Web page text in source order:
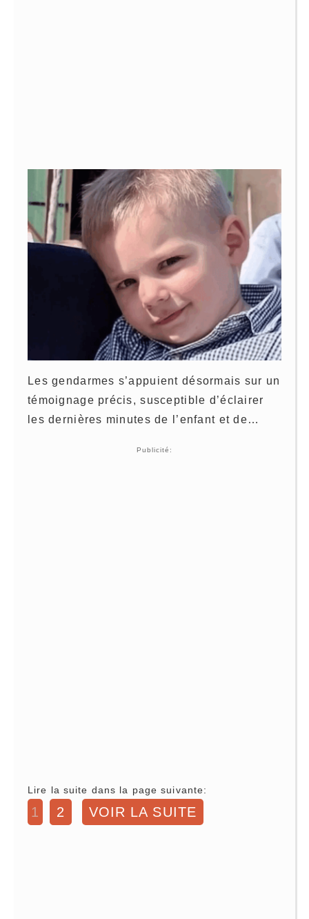
Les gendarmes s’appuient désormais sur un
témoignage précis, susceptible d’éclairer
les dernières minutes de l’enfant et de…
Publicité:
Lire la suite dans la page suivante:
1 2 VOIR LA SUITE